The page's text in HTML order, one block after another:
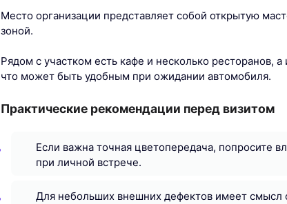
Место организации представляет собой открытую
зоной.
Рядом с участком есть кафе и несколько ресторанов,
что может быть удобным при ожидании автомобиля.
Практические рекомендации перед визитом
Если важна точная цветопередача, попросите
при личной встрече.
Для небольших внешних дефектов имеет смысл